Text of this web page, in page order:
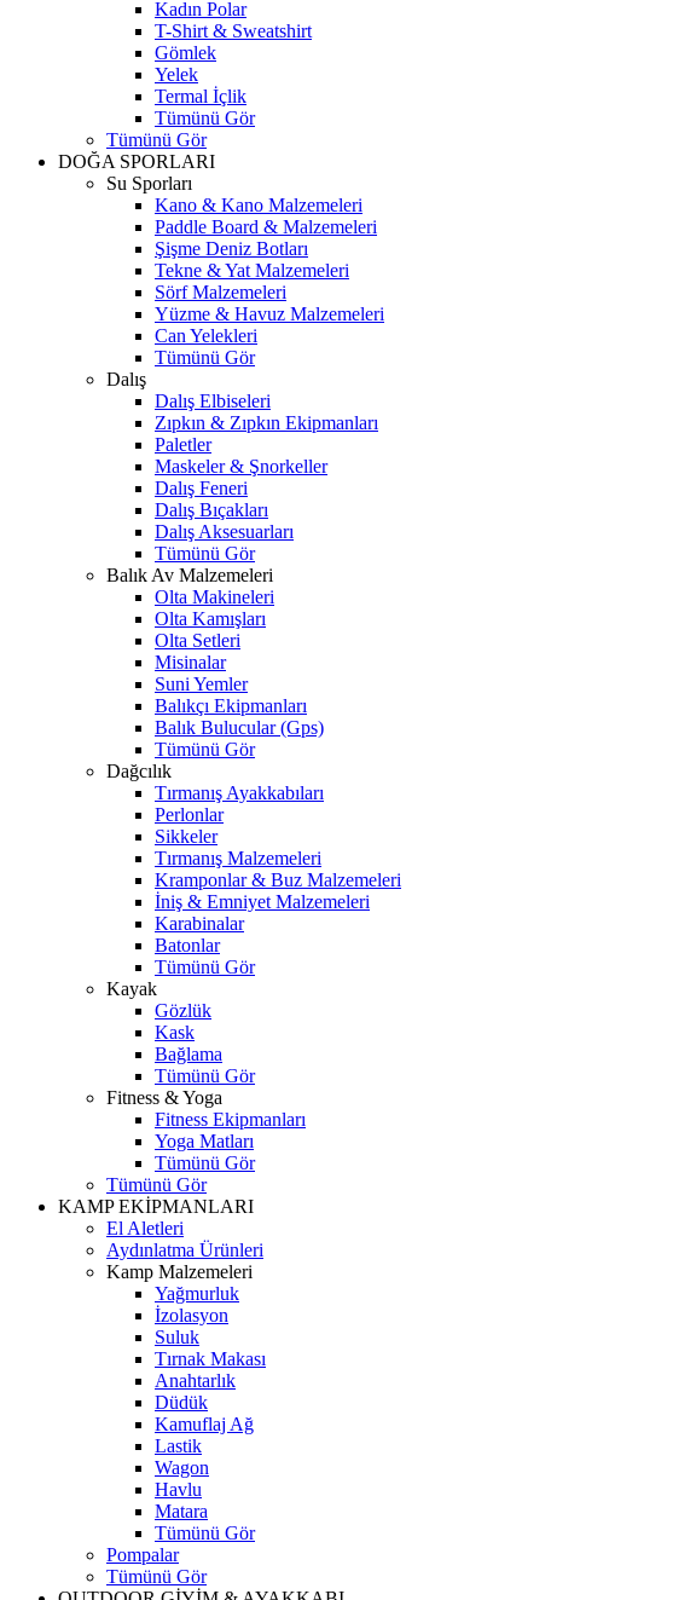
Kadın Polar
T-Shirt & Sweatshirt
Gömlek
Yelek
Termal İçlik
Tümünü Gör
Tümünü Gör
DOĞA SPORLARI
Su Sporları
Kano & Kano Malzemeleri
Paddle Board & Malzemeleri
Şişme Deniz Botları
Tekne & Yat Malzemeleri
Sörf Malzemeleri
Yüzme & Havuz Malzemeleri
Can Yelekleri
Tümünü Gör
Dalış
Dalış Elbiseleri
Zıpkın & Zıpkın Ekipmanları
Paletler
Maskeler & Şnorkeller
Dalış Feneri
Dalış Bıçakları
Dalış Aksesuarları
Tümünü Gör
Balık Av Malzemeleri
Olta Makineleri
Olta Kamışları
Olta Setleri
Misinalar
Suni Yemler
Balıkçı Ekipmanları
Balık Bulucular (Gps)
Tümünü Gör
Dağcılık
Tırmanış Ayakkabıları
Perlonlar
Sikkeler
Tırmanış Malzemeleri
Kramponlar & Buz Malzemeleri
İniş & Emniyet Malzemeleri
Karabinalar
Batonlar
Tümünü Gör
Kayak
Gözlük
Kask
Bağlama
Tümünü Gör
Fitness & Yoga
Fitness Ekipmanları
Yoga Matları
Tümünü Gör
Tümünü Gör
KAMP EKİPMANLARI
El Aletleri
Aydınlatma Ürünleri
Kamp Malzemeleri
Yağmurluk
İzolasyon
Suluk
Tırnak Makası
Anahtarlık
Düdük
Kamuflaj Ağ
Lastik
Wagon
Havlu
Matara
Tümünü Gör
Pompalar
Tümünü Gör